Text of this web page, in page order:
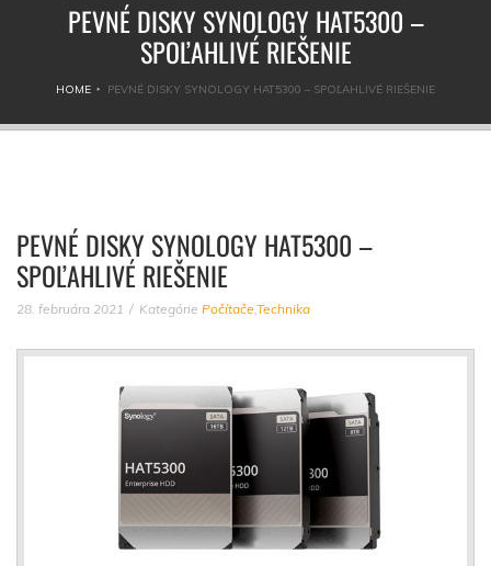
PEVNÉ DISKY SYNOLOGY HAT5300 –
SPOĽAHLIVÉ RIEŠENIE
HOME PEVNÉ DISKY SYNOLOGY HAT5300 – SPOĽAHLIVÉ RIEŠENIE
PEVNÉ DISKY SYNOLOGY HAT5300 –
SPOĽAHLIVÉ RIEŠENIE
28. februára 2021 Kategórie Počítače,Technika